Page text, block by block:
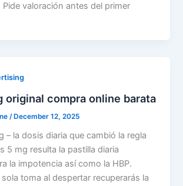
Pide valoración antes del primer
original compra online barata
/December 12, 2025
– la dosis diaria que cambió la regla
5 mg resulta la pastilla diaria
la impotencia así como la HBP.
toma al despertar recuperarás la